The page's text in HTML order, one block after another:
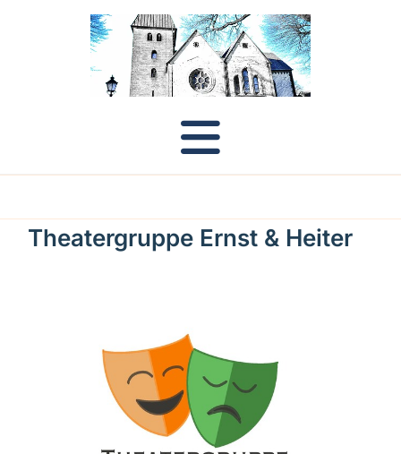
Theatergruppe Ernst & Heiter